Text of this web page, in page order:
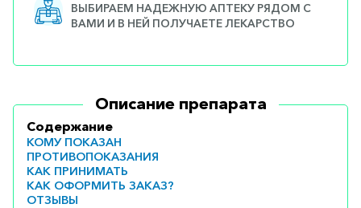
ВЫБИРАЕМ НАДЕЖНУЮ АПТЕКУ РЯДОМ С
ВАМИ И В НЕЙ ПОЛУЧАЕТЕ ЛЕКАРСТВО
Описание препарата
Содержание
КОМУ ПОКАЗАН
ПРОТИВОПОКАЗАНИЯ
КАК ПРИНИМАТЬ
КАК ОФОРМИТЬ ЗАКАЗ?
ОТЗЫВЫ